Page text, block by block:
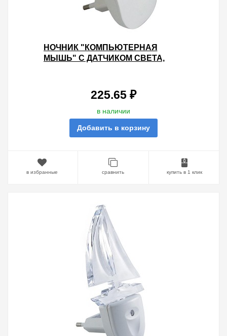
НОЧНИК "КОМПЬЮТЕРНАЯ
МЫШЬ" С ДАТЧИКОМ СВЕТА,
225.65 ₽
в наличии
Добавить в корзину
в избранные сравнить купить в 1 клик